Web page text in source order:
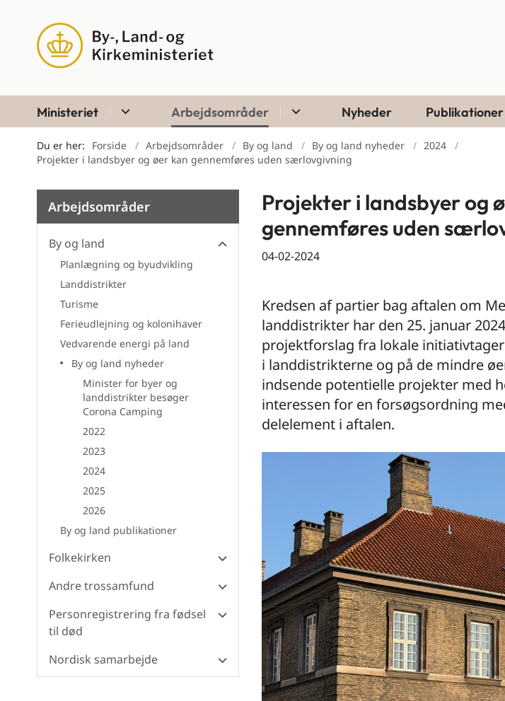
Ministeriet Arbejdsområder Nyheder Publikationer
Du er her: Forside Arbejdsområder By og land By og land nyheder
2024
Projekter i landsbyer og øer kan gennemføres uden særlovgivning
Arbejdsområder
By og land
Planlægning og byudvikling
Landdistrikter
Turisme
Ferieudlejning og kolonihaver
Vedvarende energi på land
By og land nyheder
Minister for byer og
landdistrikter besøger
Corona Camping
2022
2023
2024
2025
2026
By og land publikationer
Folkekirken
Andre trossamfund
Personregistrering fra fødsel
til død
Nordisk samarbejde
Projekter i landsbyer og
gennemføres uden
04-02-2024
Kredsen af partier bag aftalen om
landdistrikter har den 25. januar
projektforslag fra lokale
i landdistrikterne og på de mindre
indsende potentielle projekter med
interessen for en forsøgsordning
delelement i aftalen.